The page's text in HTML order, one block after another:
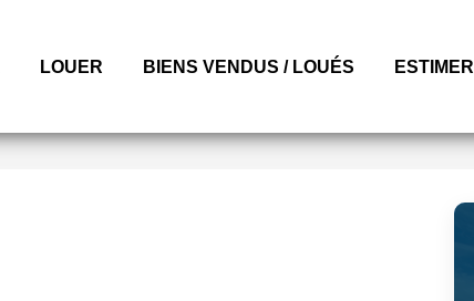
LOUER BIENS VENDUS / LOUÉS ESTIMER